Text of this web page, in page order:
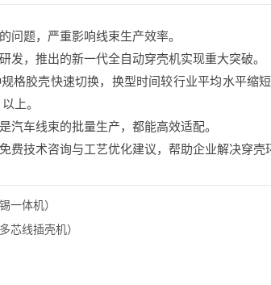
问题，严重影响线束生产效率。
发，推出的新一代全自动穿壳机实现重大突破。
格胶壳快速切换，换型时间较行业平均水平缩
上。
汽车线束的批量生产，都能高效适配。
费技术咨询与工艺优化建议，帮助企业解决穿壳
一体机）
芯线插壳机）